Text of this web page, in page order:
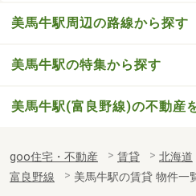
美馬牛駅周辺の路線から探す
美馬牛駅の特集から探す
美馬牛駅(富良野線)の不動産
goo住宅・不動産 賃貸 北海道
富良野線
美馬牛駅の賃貸 物件一